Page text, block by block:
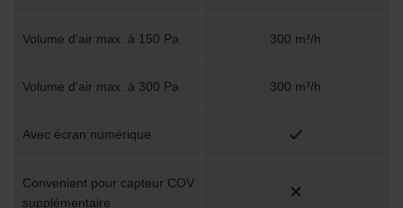
Volume d'air max. à 150 Pa 300 m³/h
Volume d'air max. à 300 Pa 300 m³/h
Avec écran numérique
Convenient pour capteur COV
supplémentaire